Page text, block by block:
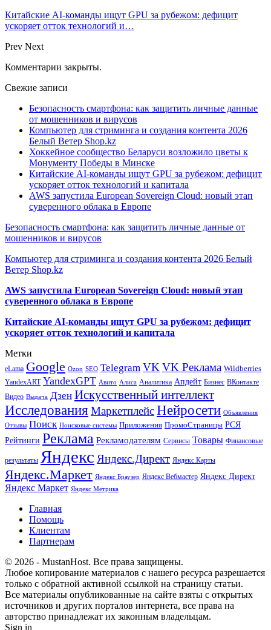
Китайские AI-команды ищут GPU за рубежом: дефицит
ускоряет отток технологий и…
Prev Next
Комментарии закрыты.
Свежие записи
Безопасность смартфона: как защитить личные данные
от мошенников и вирусов
Компьютер для стриминга и создания контента 2026
Белый Ветер Shop.kz
Хоккейное сообщество Беларуси возложило цветы к
Монументу Победы в Минске
Китайские AI-команды ищут GPU за рубежом: дефицит
ускоряет отток технологий и капитала
AWS запустила European Sovereign Cloud: новый этап
суверенного облака в Европе
Безопасность смартфона: как защитить личные данные от
мошенников и вирусов
Компьютер для стриминга и создания контента 2026 Белый
Ветер Shop.kz
AWS запустила European Sovereign Cloud: новый этап
суверенного облака в Европе
Китайские AI-команды ищут GPU за рубежом: дефицит
ускоряет отток технологий и капитала
Метки
eLama Google Ozon SEO Telegram VK VK Реклама Wildberries
YandexART YandexGPT Авито Алиса Аналитика Апдейт Бизнес ВКонтакте
Видео Выдача Дзен Искусственный интеллект
Исследования МаркетплейсНейросети Объявления
Отзывы Поиск Поисковые системы Приложения ПромоСтраницы РСЯ
Рейтинги Реклама Рекламодателям Сервисы Товары Финансовые
результаты Яндекс Яндекс.Директ Яндекс.Карты
Яндекс.Маркет Яндекс Браузер Яндекс Вебмастер Яндекс Директ
Яндекс Маркет Яндекс Метрика
Главная
Помощь
Клиентам
Партнерам
© 2026 - MustanHost. Все права защищены.
Любое копирование материалов с нашего ресурса разрешается
только с обратной активной ссылкой на страницу статьи.
Все материалы опубликованные на сайте взяты с открытых
источников и других порталов интернета, все права на
авторство принадлежат их законным владельцам.
Sign in